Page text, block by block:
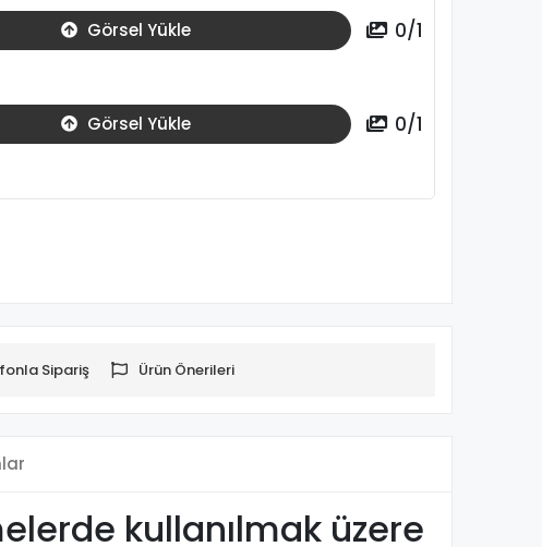
Görsel Yükle 0/1
Görsel Yükle 0/1
Sipariş Ürün Önerileri
kullanılmak üzere